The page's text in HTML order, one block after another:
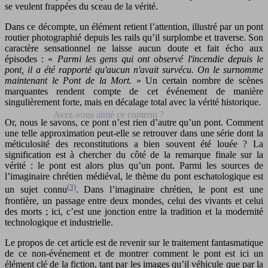
se veulent frappées du sceau de la vérité.
Dans ce décompte, un élément retient l’attention, illustré par un pont
routier photographié depuis les rails qu’il surplombe et traverse. Son
caractère sensationnel ne laisse aucun doute et fait écho aux
épisodes : « Parmi les gens qui ont observé l'incendie depuis le
pont, il a été rapporté qu'aucun n'avait survécu. On le surnomme
maintenant le Pont de la Mort. » Un certain nombre de scènes
marquantes rendent compte de cet événement de manière
singulièrement forte, mais en décalage total avec la vérité historique.
Or, nous le savons, ce pont n’est rien d’autre qu’un pont. Comment
une telle approximation peut-elle se retrouver dans une série dont la
méticulosité des reconstitutions a bien souvent été louée ? La
signification est à chercher du côté de la remarque finale sur la
vérité : le pont est alors plus qu’un pont. Parmi les sources de
l’imaginaire chrétien médiéval, le thème du pont eschatologique est
un sujet connu(3). Dans l’imaginaire chrétien, le pont est une
frontière, un passage entre deux mondes, celui des vivants et celui
des morts ; ici, c’est une jonction entre la tradition et la modernité
technologique et industrielle.
Le propos de cet article est de revenir sur le traitement fantasmatique
de ce non-événement et de montrer comment le pont est ici un
élément clé de la fiction, tant par les images qu’il véhicule que par la